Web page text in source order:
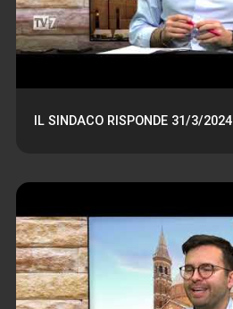
IL SINDACO RISPONDE 31/3/2024